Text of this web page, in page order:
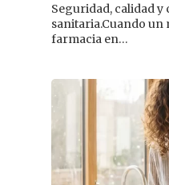
Seguridad, calidad
sanitaria.Cuando un
farmacia en…